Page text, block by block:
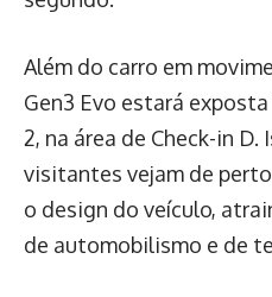
Além do carro em
Gen3 Evo estará
2, na área de Check-in
visitantes vejam de
o design do veículo,
de automobilismo e de